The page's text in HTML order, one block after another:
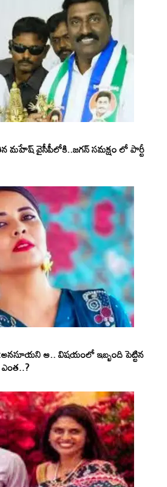
మహేష్ వైసీపీలోకి..జగన్ సమక్షం లో పార్టీ
ఆ.. విషయంలో ఇబ్బంది పెట్టిన